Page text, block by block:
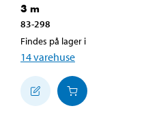
3 m
83-298
Findes på lager i
14varehuse